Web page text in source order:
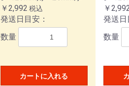
￥2,992 税込
発送日目安：
数量
カートに入れる
￥
発送日
数量
お買い物を続ける